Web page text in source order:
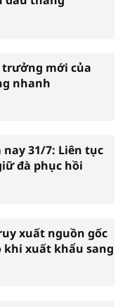
trưởng mới của
nhanh
nay 31/7: Liên tục
đà phục hồi
xuất nguồn gốc
khi xuất khẩu sang